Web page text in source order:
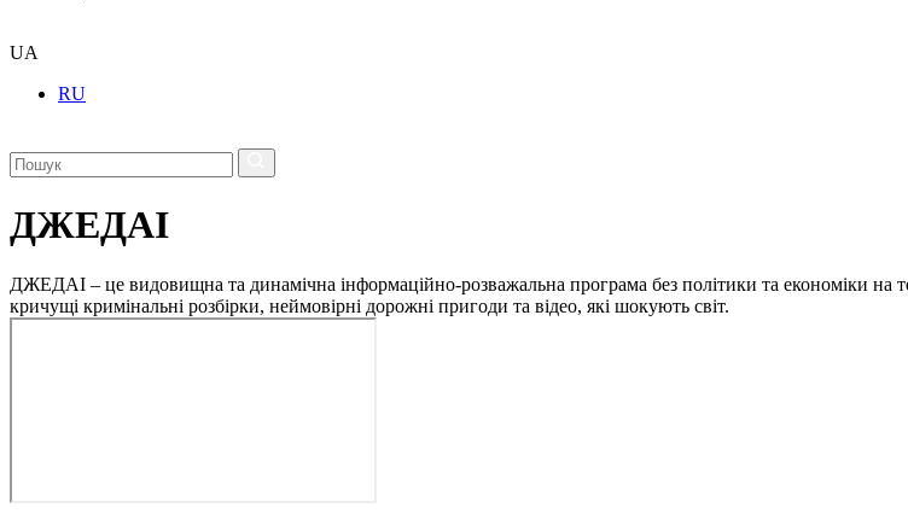
UA
RU
ДЖЕДАІ
ДЖЕДАІ – це видовищна та динамічна інформаційно-розважальна програма без політики та економіки на
кричущі кримінальні розбірки, неймовірні дорожні пригоди та відео, які шокують світ.